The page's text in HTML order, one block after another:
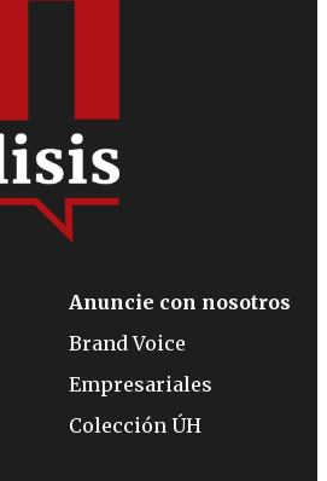
Anuncie con nosotros
Brand Voice
Empresariales
Colección ÚH